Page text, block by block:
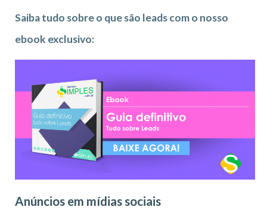
Saiba tudo sobre o que são leads com o nosso
ebook exclusivo:
Anúncios em mídias sociais